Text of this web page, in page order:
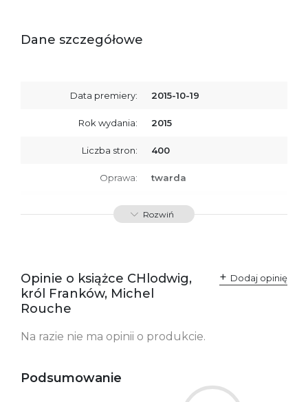
Dane szczegółowe
Data premiery: 2015-10-19
Rok wydania: 2015
Liczba stron: 400
Oprawa: twarda
ISBN 9788379762453
odpowiedzialne za
zgodność produktu z
przepisami:
Sp. z o.o.
ul. Fredry 8
bezpieczeństwa:
Rozwiń
Opinie o książce CHlodwig,
król Franków, Michel
Rouche
Dodaj opinię
Na razie nie ma opinii o produkcie.
Podsumowanie